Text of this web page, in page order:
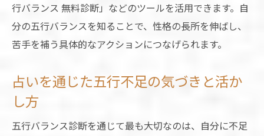
行バランス 無料診断」などのツールを活用できます。自
分の五行バランスを知ることで、性格の長所を伸ばし、
苦手を補う具体的なアクションにつなげられます。
占いを通じた五行不足の気づきと活か
し方
五行バランス診断を通じて最も大切なのは、自分に不足